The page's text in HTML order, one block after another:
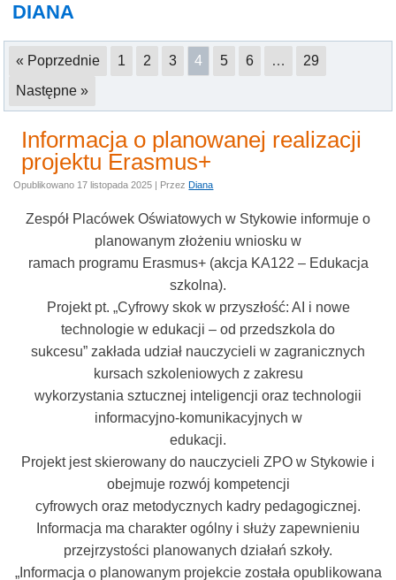
DIANA
« Poprzednie 1 2 3 4 5 6 …
29
Następne »
Informacja o planowanej realizacji
projektu Erasmus+
Opublikowano 17 listopada 2025 | Przez Diana
Zespół Placówek Oświatowych w Stykowie informuje o
planowanym złożeniu wniosku w
ramach programu Erasmus+ (akcja KA122 – Edukacja
szkolna).
Projekt pt. „Cyfrowy skok w przyszłość: AI i nowe
technologie w edukacji – od przedszkola do
sukcesu” zakłada udział nauczycieli w zagranicznych
kursach szkoleniowych z zakresu
wykorzystania sztucznej inteligencji oraz technologii
informacyjno-komunikacyjnych w
edukacji.
Projekt jest skierowany do nauczycieli ZPO w Stykowie i
obejmuje rozwój kompetencji
cyfrowych oraz metodycznych kadry pedagogicznej.
Informacja ma charakter ogólny i służy zapewnieniu
przejrzystości planowanych działań szkoły.
„Informacja o planowanym projekcie została opublikowana